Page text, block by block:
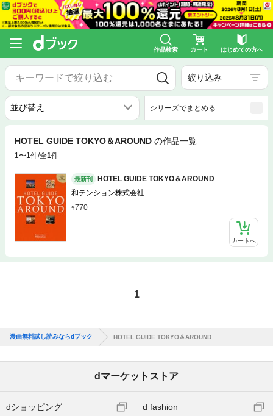
作品検索 カート はじめての方へ
絞り込み
シリーズでまとめる
HOTEL GUIDE TOKYO＆AROUND の作品一覧
1〜1件/全1件
最新刊
HOTEL GUIDE TOKYO＆AROUND
和テンション株式会社
770
カートへ
1
漫画無料試し読みならdブック HOTEL GUIDE TOKYO＆AROUND
dマーケットストア
dショッピング d fashion